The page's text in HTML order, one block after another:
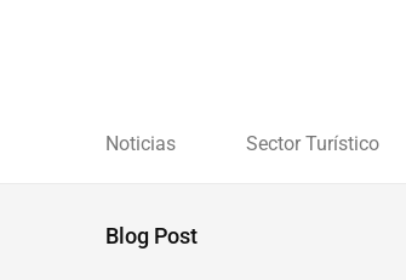
Noticias Sector Turístico
Blog Post